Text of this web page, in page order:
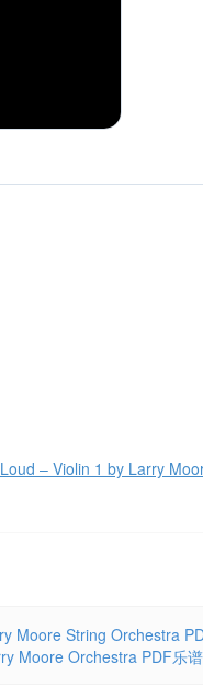
– Violin 1 by Larry
Moore String Orchestra
Moore Orchestra PDF乐